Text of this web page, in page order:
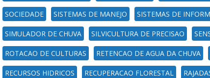
SOCIEDADE SISTEMAS DE MANEJO SISTEMAS DE
SIMULADOR DE CHUVA SILVICULTURA DE PRECISAO
ROTACAO DE CULTURAS RETENCAO DE AGUA DA CHUVA
RECURSOS HIDRICOS RECUPERACAO FLORESTAL